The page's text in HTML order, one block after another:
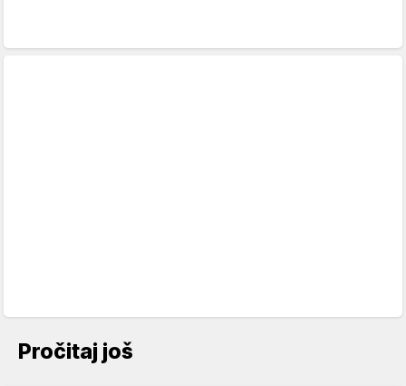
Pročitaj još